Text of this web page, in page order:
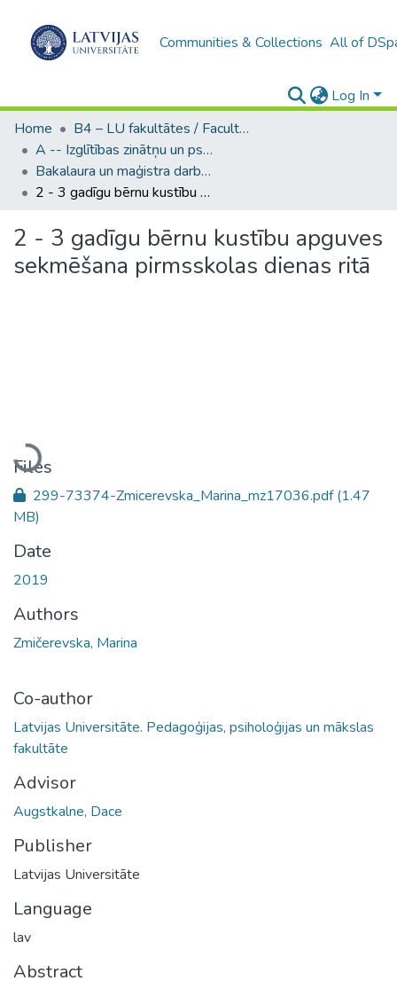
Communities & Collections All of
Log In
Home
B4 – LU fakultātes / Faculties of the UL
A -- Izglītības zinātņu un psiholoģijas fakultāte / Faculty of Education Sciences and Psychology
Bakalaura un maģistra darbi (PPMF) / Bachelor's and Master's theses
2 - 3 gadīgu bērnu kustību apguves sekmēšana pirmsskolas dienas ritā
2 - 3 gadīgu bērnu kustību apguves
sekmēšana pirmsskolas dienas ritā
Loading...
Files
299-73374-Zmicerevska_Marina_mz17036.pdf(1.47
MB)
Date
2019
Authors
Zmičerevska, Marina
Co-author
Latvijas Universitāte. Pedagoģijas, psiholoģijas un mākslas
fakultāte
Advisor
Augstkalne, Dace
Publisher
Latvijas Universitāte
Language
lav
Abstract